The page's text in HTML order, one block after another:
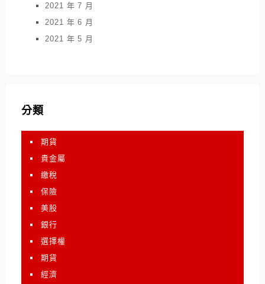
2021 年 7 月
2021 年 6 月
2021 年 5 月
分類
期貨
貴金屬
繳稅
保險
美股
銀行
選擇權
期貨
經濟